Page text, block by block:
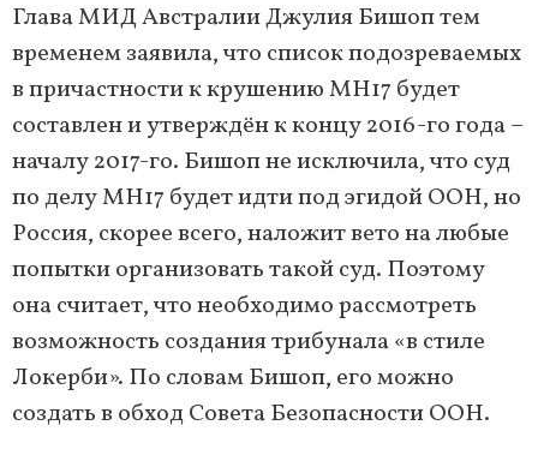
Глава МИД Австралии Джулия Бишоп тем
временем заявила, что список подозреваемых
в причастности к крушению МН17 будет
составлен и утверждён к концу 2016-го года –
началу 2017-го. Бишоп не исключила, что суд
по делу МН17 будет идти под эгидой ООН, но
Россия, скорее всего, наложит вето на любые
попытки организовать такой суд. Поэтому
она считает, что необходимо рассмотреть
возможность создания трибунала «в стиле
Локерби». По словам Бишоп, его можно
создать в обход Совета Безопасности ООН.